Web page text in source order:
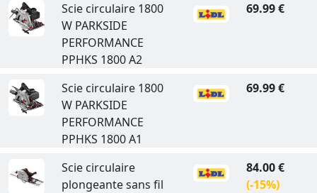
Scie circulaire 1800
W PARKSIDE
PERFORMANCE
PPHKS 1800 A2
69.99 €
Scie circulaire 1800
W PARKSIDE
PERFORMANCE
PPHKS 1800 A1
69.99 €
Scie circulaire
plongeante sans fil
84.00 €
(-15%)